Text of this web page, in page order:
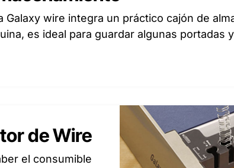
Galaxy wire integra un práctico cajón de
es ideal para guardar algunas portadas
de Wire
el consumible